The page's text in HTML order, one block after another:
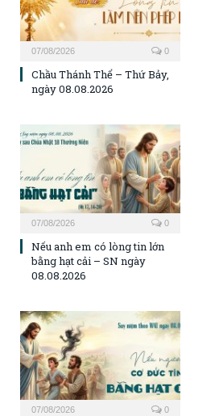
07/08/2026 0
Chầu Thánh Thể – Thứ Bảy,
ngày 08.08.2026
07/08/2026 0
Nếu anh em có lòng tin lớn
bằng hạt cải – SN ngày
08.08.2026
07/08/2026 0